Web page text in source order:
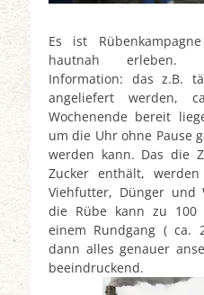
Es ist
hautnah erleben.
Information: das z.B.
angeliefert werden,
Wochenende bereit
um die Uhr ohne Pause
werden kann. Das die
Zucker enthält,
Viehfutter, Dünger und
die Rübe kann zu 100
einem Rundgang ( ca.
dann alles genauer
beeindruckend.